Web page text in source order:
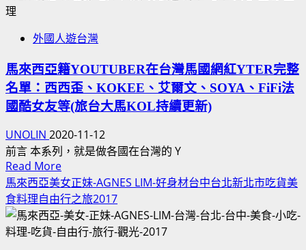
支：
島！
歌
曲
馬
來
西
亞
鬼
才
&
外國人遊台灣
馬來西亞籍YOUTUBER在台灣馬國網紅YTER完整
名單：西西歪、KOKEE、艾爾文、SOYA、FiFi法
國酷女友等(旅台大馬KOL持續更新)
UNOLIN 2020-11-12
前言 本系列，就是做各國在台灣的 Y
Read MoreRead
more
about
馬
來
馬來西亞美女正妹-AGNES LIM-好身材台中台北新北市吃貨美
食料理自由行之旅2017